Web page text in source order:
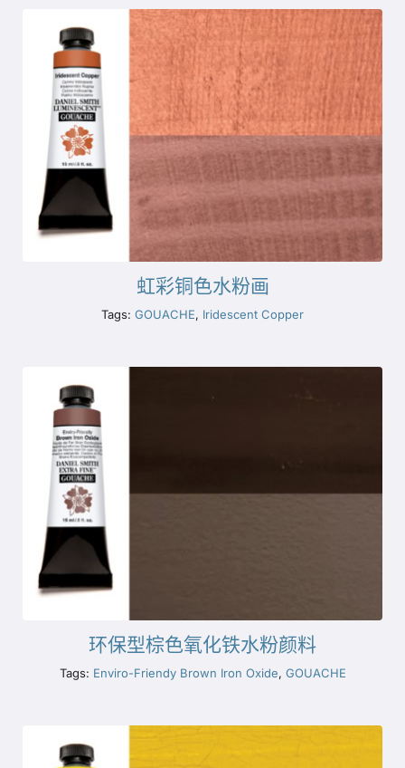
虹彩铜色水粉画
Tags: GOUACHE, Iridescent Copper
环保型棕色氧化铁水粉颜料
Tags: Enviro-Friendy Brown Iron Oxide, GOUACHE